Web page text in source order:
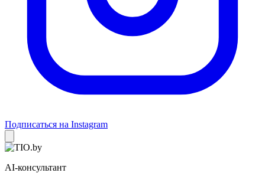
Подписаться на Instagram
AI-консультант